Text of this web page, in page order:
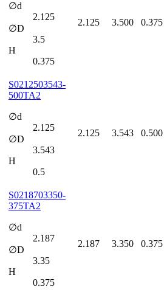
∅d
2.125
∅D
3.5
H
0.375
2.125 3.500 0.375
S0212503543-
500TA2
∅d
2.125
∅D
3.543
H
0.5
2.125 3.543 0.500
S0218703350-
375TA2
∅d
2.187
∅D
3.35
H
0.375
2.187 3.350 0.375